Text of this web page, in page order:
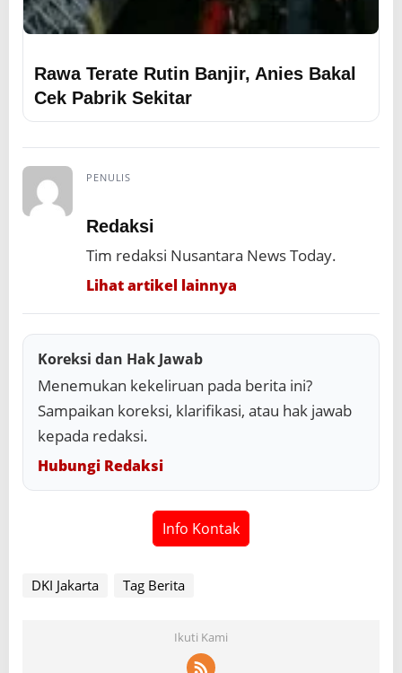
Rawa Terate Rutin Banjir, Anies Bakal
Cek Pabrik Sekitar
PENULIS
Redaksi
Tim redaksi Nusantara News Today.
Lihat artikel lainnya
Koreksi dan Hak Jawab
Menemukan kekeliruan pada berita ini?
Sampaikan koreksi, klarifikasi, atau hak jawab
kepada redaksi.
Hubungi Redaksi
Info Kontak
DKI Jakarta Tag Berita
Ikuti Kami